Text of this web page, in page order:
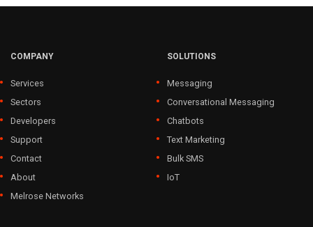
COMPANY
Services
Sectors
Developers
Support
Contact
About
Melrose Networks
SOLUTIONS
Messaging
Conversational Messaging
Chatbots
Text Marketing
Bulk SMS
IoT